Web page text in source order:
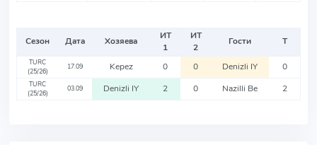
Сезон Дата Хозяева
ИТ
1
ИТ
2
Гости Т
TURC
(25/26)
17.09 Kepez 0 0 Denizli IY 0
TURC
(25/26)
03.09 Denizli IY 2 0 Nazilli Be 2